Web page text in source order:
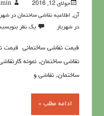
جولای 12, 2016
آن, اطلاعيه نقاشی ساختمان در
در شهریار
یک نظر
قيمت نقاشي ساختمانی قيمت
نقاشی ساختمان, نمونه
ساختمان, نقاشی و
ادامه مطلب »